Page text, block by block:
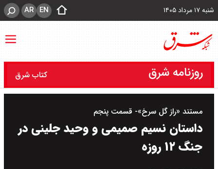
شنبه ۱۷ مرداد ۱۴۰۵ EN
AR
روزنامه شرق کتاب شرق
مستند «راز گل سرخ»- قسمت پنجم
داستان نسیم صمیمی و وحید جلینی در
جنگ ۱۲ روزه